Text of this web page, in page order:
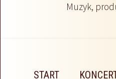
Muzyk,
START